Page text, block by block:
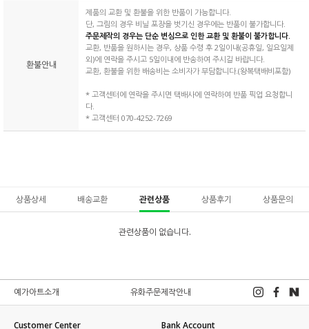
환불안내
제품의 교환 및 환불을 위한 반품이 가능합니다.
단, 그림의 경우 비닐 포장을 벗기신 경우에는 반품이 불가합니다.
주문제작의 경우는 단순 변심으로 인한 교환 및 환불이 불가합니다.
교환, 반품을 원하시는 경우, 상품 수령 후 2일이내(공휴일, 일요일제
외)에 연락을 주시고 5일이내에 반송하여 주시길 바랍니다.
교환, 환불을 위한 배송비는 소비자가 부담합니다.(왕복택배비포함)
* 고객센터에 연락을 주시면 택배사에 연락하여 반품 픽업 요청합니
다.
* 고객센터 070-4252-7269
상품상세 배송교환 관련상품 상품후기 상품문의
관련상품이 없습니다.
예가아트소개 유화주문제작안내
Customer Center Bank Account